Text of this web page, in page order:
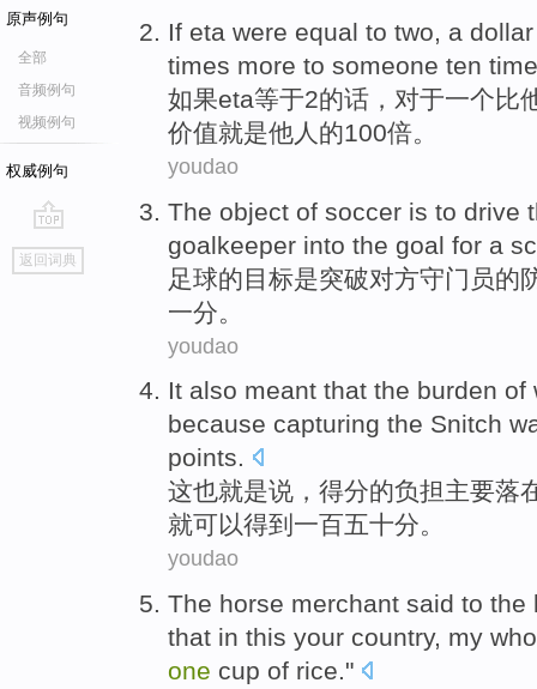
原声例句
全部
音频例句
视频例句
权威例句
go
top
返回词典
If eta were equal to two, a dollar
times more to someone ten
如果eta等于2的话，对于一个比
价值就是他人的100倍。
youdao
The object of soccer is to drive
goalkeeper into the goal for a
足球的目标是突破对方守门员的
一分。
youdao
It also meant that the burden of
because capturing the Snitch
points.
这也就是说 ，得分的负担主要落
就可以得到一百五十分。
youdao
The horse merchant said to the
that in this your country, my
one cup of rice."